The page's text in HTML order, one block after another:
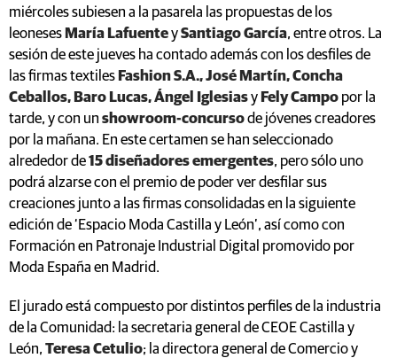
miércoles subiesen a la pasarela las propuestas de los
leoneses María LafuenteySantiago García, entre otros. La
sesión de este jueves ha contado además con los desfiles de
las firmas textiles Fashion S.A., José Martín, Concha
Ceballos, Baro Lucas, Ángel Iglesiasy Fely Campo por la
tarde, y con un showroom-concursode jóvenes creadores
por la mañana. En este certamen se han seleccionado
alrededor de15 diseñadores emergentes, pero sólo uno
podrá alzarse con el premio de poder ver desfilar sus
creaciones junto a las firmas consolidadas en la siguiente
edición de ‘Espacio Moda Castilla y León’, así como con
Formación en Patronaje Industrial Digital promovido por
Moda España en Madrid.
El jurado está compuesto por distintos perfiles de la industria
de la Comunidad: la secretaria general de CEOE Castilla y
León, Teresa Cetulio; la directora general de Comercio y